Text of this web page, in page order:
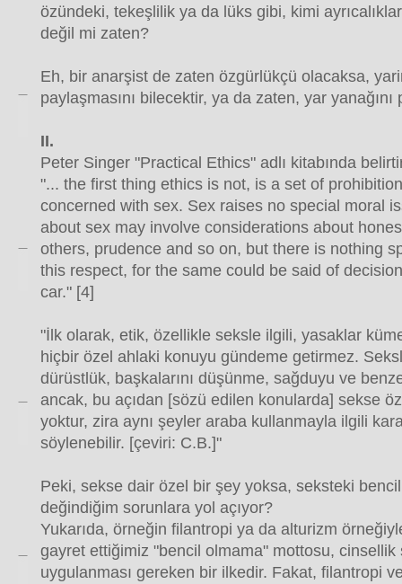
özündeki, tekeşlilik ya da lüks gibi, kimi
değil mi zaten?
Eh, bir anarşist de zaten özgürlükçü olacaksa,
paylaşmasını bilecektir, ya da zaten, yar yanağını
II.
Peter Singer "Practical Ethics" adlı kitabında
"... the first thing ethics is not, is a set of
concerned with sex. Sex raises no special moral
about sex may involve considerations about
others, prudence and so on, but there is nothing
this respect, for the same could be said of
car." [4]
"İlk olarak, etik, özellikle seksle ilgili, yasaklar
hiçbir özel ahlaki konuyu gündeme getirmez.
dürüstlük, başkalarını düşünme, sağduyu ve
ancak, bu açıdan [sözü edilen konularda] sekse
yoktur, zira aynı şeyler araba kullanmayla ilgili
söylenebilir. [çeviri: C.B.]"
Peki, sekse dair özel bir şey yoksa, seksteki
değindiğim sorunlara yol açıyor?
Yukarıda, örneğin filantropi ya da alturizm
gayret ettiğimiz "bencil olmama" mottosu, cinsellik
uygulanması gereken bir ilkedir. Fakat, filantropi